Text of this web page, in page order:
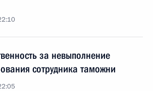
за невыполнение
сотрудника таможни